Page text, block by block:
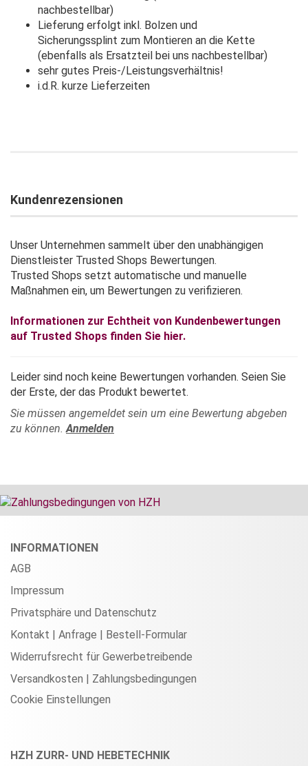
nachbestellbar)
Lieferung erfolgt inkl. Bolzen und
Sicherungssplint zum Montieren an die Kette
(ebenfalls als Ersatzteil bei uns nachbestellbar)
sehr gutes Preis-/Leistungsverhältnis!
i.d.R. kurze Lieferzeiten
Kundenrezensionen
Unser Unternehmen sammelt über den unabhängigen
Dienstleister Trusted Shops Bewertungen.
Trusted Shops setzt automatische und manuelle
Maßnahmen ein, um Bewertungen zu verifizieren.
Informationen zur Echtheit von Kundenbewertungen
auf Trusted Shops finden Sie hier.
Leider sind noch keine Bewertungen vorhanden. Seien Sie
der Erste, der das Produkt bewertet.
Sie müssen angemeldet sein um eine Bewertung abgeben
zu können. Anmelden
INFORMATIONEN
AGB
Impressum
Privatsphäre und Datenschutz
Kontakt | Anfrage | Bestell-Formular
Widerrufsrecht für Gewerbetreibende
Versandkosten | Zahlungsbedingungen
Cookie Einstellungen
HZH ZURR- UND HEBETECHNIK